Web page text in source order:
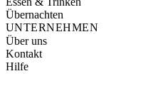
Übernachten
UNTERNEHMEN
Über uns
Kontakt
Hilfe